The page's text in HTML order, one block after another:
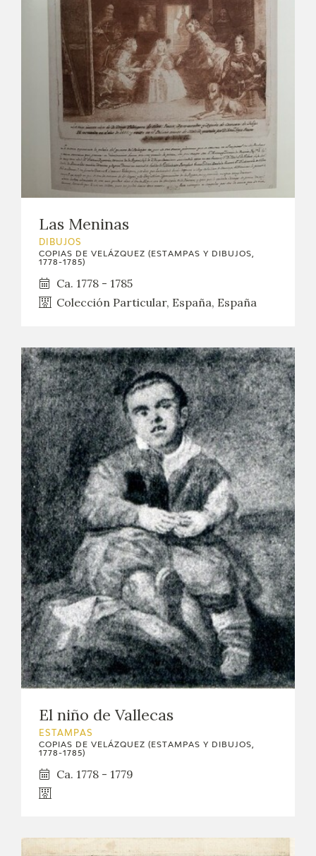
Las Meninas
DIBUJOS
COPIAS DE VELÁZQUEZ (ESTAMPAS Y DIBUJOS,
1778-1785)
Ca. 1778 - 1785
Colección Particular, España, España
El niño de Vallecas
ESTAMPAS
COPIAS DE VELÁZQUEZ (ESTAMPAS Y DIBUJOS,
1778-1785)
Ca. 1778 - 1779